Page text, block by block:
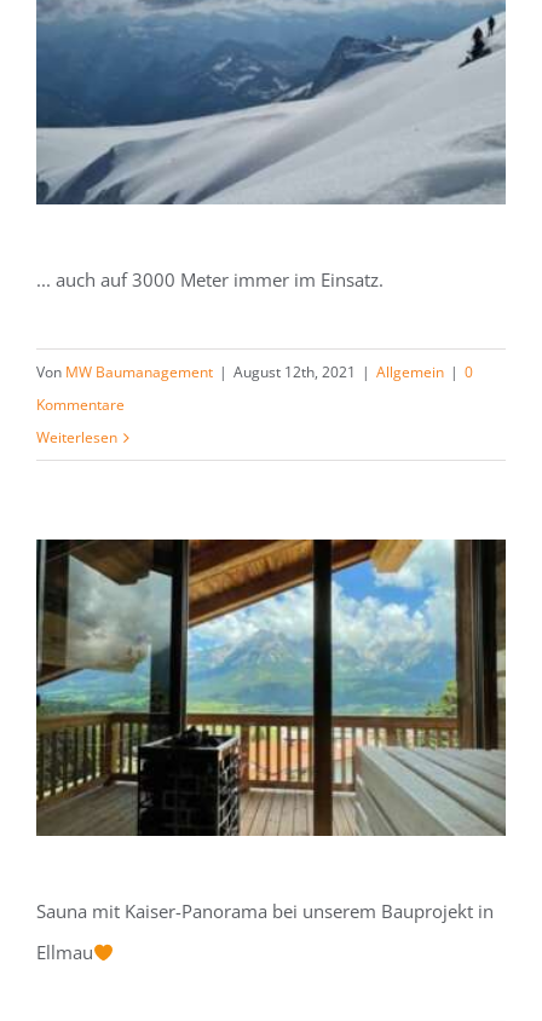
... auch auf 3000 Meter immer im Einsatz.
Von MW Baumanagement | August 12th, 2021 | Allgemein | 0
Kommentare
Weiterlesen
Sauna mit Kaiser-Panorama bei unserem Bauprojekt in
Ellmau